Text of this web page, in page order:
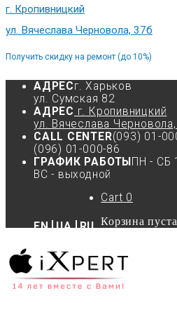
г. Кропивницкий
ул. Вячеслава Черновола, 37б
Получить скидку на ремонт (до 10%)
АДРЕСг. Харьков
ул. Сумская 82
АДРЕС г. Кропивницкий
ул. Вячеслава
CALL CENTER(093) 01-
(096) 01-000-86
ГРАФИК РАБОТЫ ПН - СБ
ВС - выходной
EN UA RU
Cart 0
Корзина пуста